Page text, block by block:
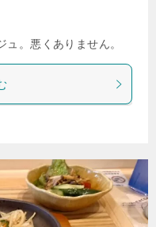
。悪くありません。